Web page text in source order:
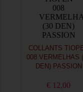
COLLANTS
008 VERMELHAS
DEN) PASSION
€ 12,00